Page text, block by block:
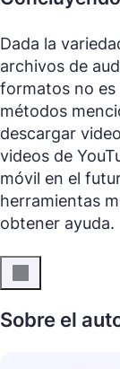
Dada la
archivos de
formatos no es
métodos
descargar
videos de
móvil en el
herramientas
obtener ayuda.
Sobre el